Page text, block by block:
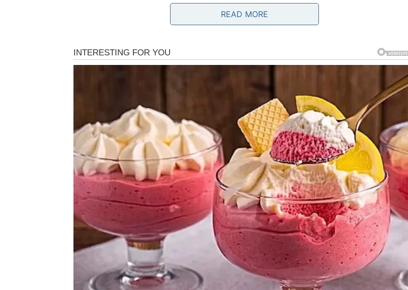
Moguće je da ćete ostvariti prihod koji će vam omogućiti da riješite obaveze koje su vas dugo
Vrijeme koje dolazi donosi vam osjećaj sigurnosti i mogućnost da bez velikih briga planirate
Bićete zadovoljni jer ćete vidjeti da se mnoge stvari razvijaju upravo onako kako ste očekivali.
Ljubavni život donosi ostvarenje velikih želja
Na polju emocija očekuju vas posebni trenuci.
Ako ste slobodni, vrlo brzo biste mogli upoznati osobu koja će vas osvojiti iskrenošću, zrelošću i
toplinom. Već od prvog susreta osjetićete posebnu povezanost koja može prerasti u ozbiljan i
stabilan odnos.
Ako ste zauzeti, odnos sa partnerom postaće mnogo skladniji. Više pažnje, međusobnog
razumijevanja i zajedničkih planova učvrstiće vašu vezu i donijeti vam osjećaj potpune sreće.
Pred vama su dani ispunjeni ljubavlju, povjerenjem i lijepim zajedničkim uspomenama.
READ MORE